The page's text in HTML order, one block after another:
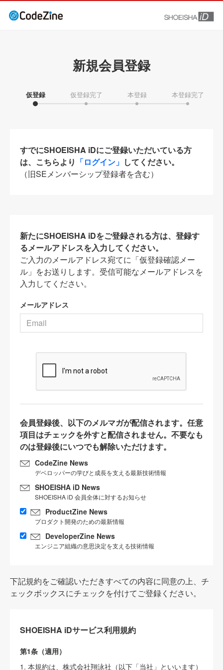
新規会員登録
仮登録 仮登録完了 本登録 本登録完了
すでにSHOEISHA iDにご登録いただいている方
は、こちらより 「ログイン」 してください。
（旧SEメンバーシップ登録者を含む）
新たにSHOEISHA iDをご登録される方は、登録す
るメールアドレスを入力してください。
ご入力のメールアドレス宛てに「仮登録確認メー
ル」をお送りします。受信可能なメールアドレスを
入力してください。
メールアドレス
会員登録後、以下のメルマガが配信されます。任意
項目はチェックを外すと配信されません。不要なも
のは登録後にいつでも解除いただけます。
CodeZine News
デベロッパーの学びと成長を支える最新技術情報
SHOEISHA iD News
SHOEISHA iD 会員全体に対するお知らせ
ProductZine News
プロダクト開発のための最新情報
DeveloperZine News
エンジニア組織の意思決定を支える技術情報
下記規約をご確認いただきすべての内容に同意の上、チ
ェックボックスにチェックを付けてご登録ください。
SHOEISHA iDサービス利用規約
第1条（適用）
1. 本規約は、株式会社翔泳社（以下「当社」といいます）